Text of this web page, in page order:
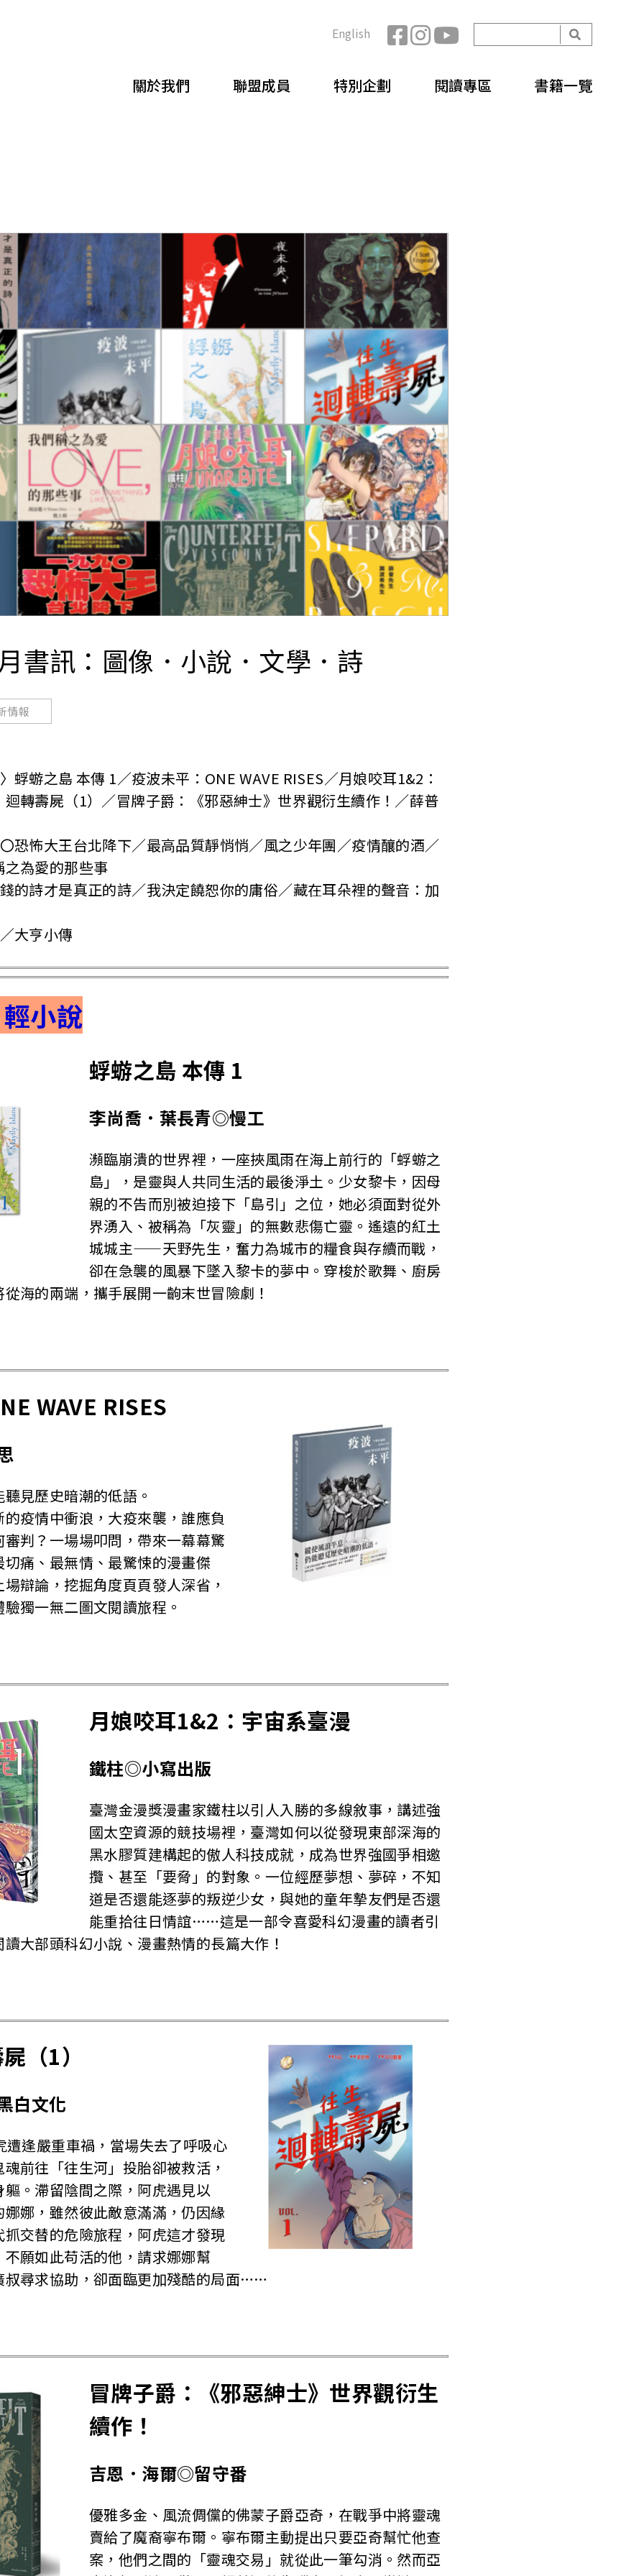
尋
始
尋
English
關於我們 聯盟成員 特別企劃 閱讀專區 書籍一覽
書訊：圖像．小說．文學．詩
情報
〉蜉蝣之島 本傳 1／疫波未平：ONE WAVE RISES／月娘咬耳1&2：
轉壽屍（1）／冒牌子爵：《邪惡紳士》世界觀衍生續作！／薛普
恐怖大王台北降下／最高品質靜悄悄／風之少年團／疫情釀的酒／
為愛的那些事
的詩才是真正的詩／我決定饒恕你的庸俗／藏在耳朵裡的聲音：加
大亨小傳
小說
蜉蝣之島 本傳 1
李尚喬．葉長青◎慢工
瀕臨崩潰的世界裡，一座挾風雨在海上前行的「蜉蝣之
島」，是靈與人共同生活的最後淨土。少女黎卡，因母
親的不告而別被迫接下「島引」之位，她必須面對從外
界湧入、被稱為「灰靈」的無數悲傷亡靈。遙遠的紅土
城城主——天野先生，奮力為城市的糧食與存續而戰，
卻在急襲的風暴下墜入黎卡的夢中。穿梭於歌舞、廚房
海的兩端，攜手展開一齣末世冒險劇！
WAVE RISES
見歷史暗潮的低語。
疫情中衝浪，大疫來襲，誰應負
判？一場場叩問，帶來一幕幕驚
痛、最無情、最驚悚的漫畫傑
辯論，挖掘角度頁頁發人深省，
獨一無二圖文閱讀旅程。
月娘咬耳1&2：宇宙系臺漫
鐵柱◎小寫出版
臺灣金漫獎漫畫家鐵柱以引人入勝的多線敘事，講述強
國太空資源的競技場裡，臺灣如何以從發現東部深海的
黑水膠質建構起的傲人科技成就，成為世界強國爭相邀
攬、甚至「要脅」的對象。一位經歷夢想、夢碎，不知
道是否還能逐夢的叛逆少女，與她的童年摯友們是否還
能重拾往日情誼……這是一部令喜愛科幻漫畫的讀者引
大部頭科幻小說、漫畫熱情的長篇大作！
（1）
白文化
遭逢嚴重車禍，當場失去了呼吸心
前往「往生河」投胎卻被救活，
。滯留陰間之際，阿虎遇見以
娜，雖然彼此敵意滿滿，仍因緣
交替的危險旅程，阿虎這才發現
願如此苟活的他，請求娜娜幫
叔尋求協助，卻面臨更加殘酷的局面……
冒牌子爵：《邪惡紳士》世界觀衍生
續作！
吉恩．海爾◎留守番
優雅多金、風流倜儻的佛蒙子爵亞奇，在戰爭中將靈魂
賣給了魔裔寧布爾。寧布爾主動提出只要亞奇幫忙他查
案，他們之間的「靈魂交易」就從此一筆勾消。然而亞